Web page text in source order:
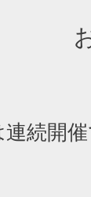
連続開